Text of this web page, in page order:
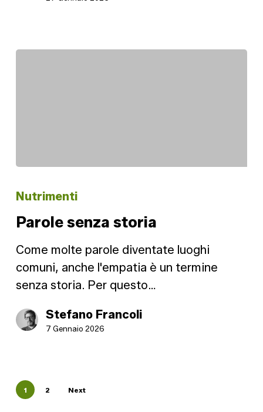
senza
Nutrimenti
Parole senza storia
Come molte parole diventate luoghi
comuni, anche l'empatia è un termine
senza storia. Per questo…
Stefano Francoli
7 Gennaio 2026
1 2 Next